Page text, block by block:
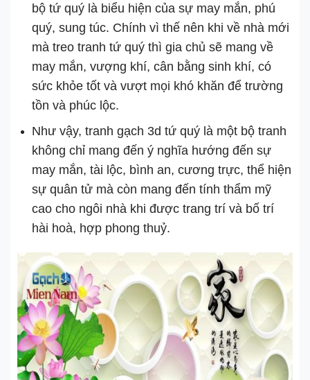
bộ tứ quý là biểu hiện của sự may mắn, phú
quý, sung túc. Chính vì thế nên khi về nhà mới
mà treo tranh tứ quý thì gia chủ sẽ mang về
may mắn, vượng khí, cân bằng sinh khí, có
sức khỏe tốt và vượt mọi khó khăn để trường
tồn và phúc lộc.
Như vậy, tranh gạch 3d tứ quý là một bộ tranh
không chỉ mang đến ý nghĩa hướng đến sự
may mắn, tài lộc, bình an, cương trực, thể hiện
sự quân tử mà còn mang đến tính thẩm mỹ
cao cho ngôi nhà khi được trang trí và bố trí
hài hoà, hợp phong thuỷ.